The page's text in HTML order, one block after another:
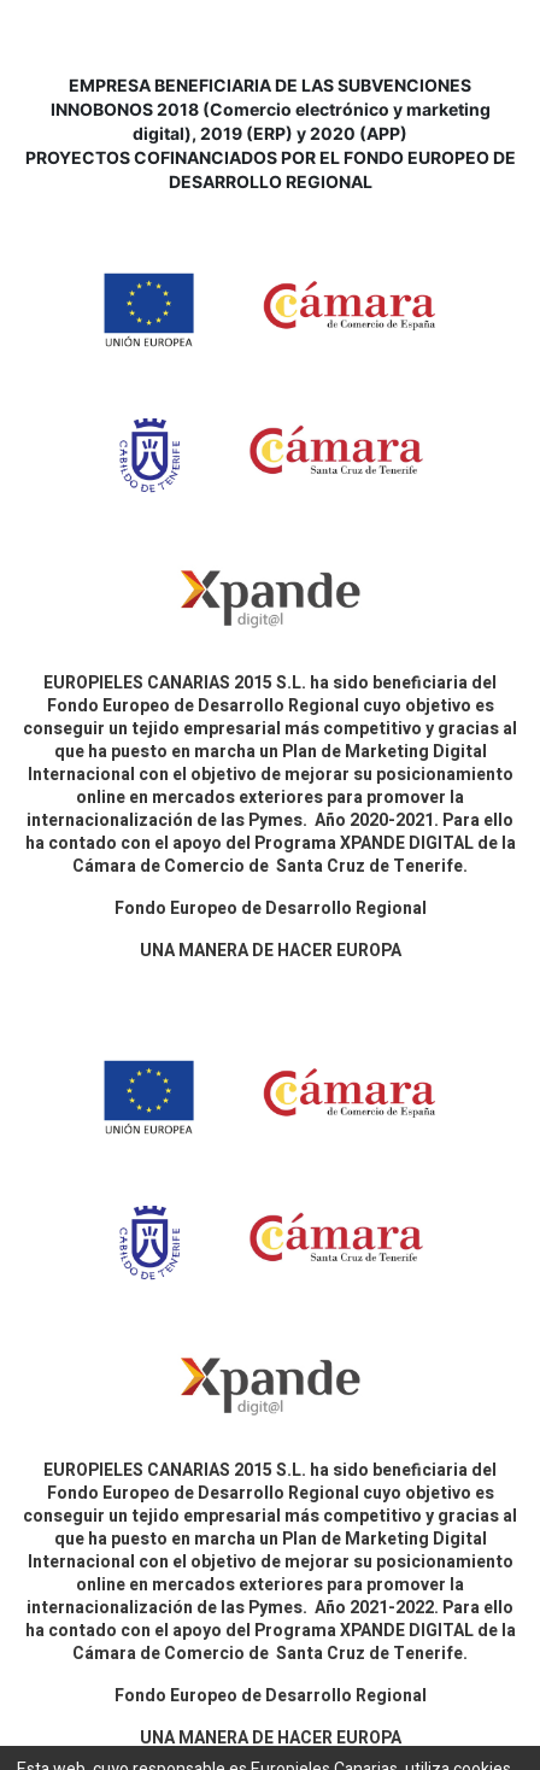
EMPRESA BENEFICIARIA DE LAS SUBVENCIONES
INNOBONOS 2018 (Comercio electrónico y marketing
digital), 2019 (ERP) y 2020 (APP)
PROYECTOS COFINANCIADOS POR EL FONDO EUROPEO DE
DESARROLLO REGIONAL
EUROPIELES CANARIAS 2015 S.L. ha sido beneficiaria del
Fondo Europeo de Desarrollo Regional cuyo objetivo es
conseguir un tejido empresarial más competitivo y gracias al
que ha puesto en marcha un Plan de Marketing Digital
Internacional con el objetivo de mejorar su posicionamiento
online en mercados exteriores para promover la
internacionalización de las Pymes. Año 2020-2021. Para ello
ha contado con el apoyo del Programa XPANDE DIGITAL de la
Cámara de Comercio de Santa Cruz de Tenerife.
Fondo Europeo de Desarrollo Regional
UNA MANERA DE HACER EUROPA
EUROPIELES CANARIAS 2015 S.L. ha sido beneficiaria del
Fondo Europeo de Desarrollo Regional cuyo objetivo es
conseguir un tejido empresarial más competitivo y gracias al
que ha puesto en marcha un Plan de Marketing Digital
Internacional con el objetivo de mejorar su posicionamiento
online en mercados exteriores para promover la
internacionalización de las Pymes. Año 2021-2022. Para ello
ha contado con el apoyo del Programa XPANDE DIGITAL de la
Cámara de Comercio de Santa Cruz de Tenerife.
Fondo Europeo de Desarrollo Regional
UNA MANERA DE HACER EUROPA